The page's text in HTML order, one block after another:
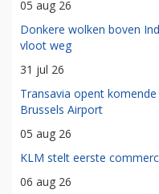
05 aug 26
Donkere wolken boven
vloot weg
31 jul 26
Transavia opent
Brussels Airport
05 aug 26
KLM stelt eerste
06 aug 26